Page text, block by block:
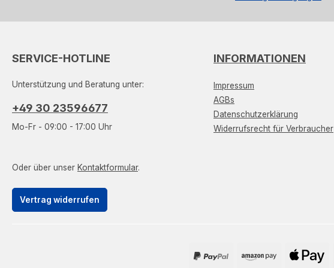
SERVICE-HOTLINE
Unterstützung und Beratung unter:
+49 30 23596677
Mo-Fr - 09:00 - 17:00 Uhr
Oder über unser Kontaktformular.
Vertrag widerrufen
INFORMATIONEN
Impressum
AGBs
Datenschutzerklärung
Widerrufsrecht für Verbraucher